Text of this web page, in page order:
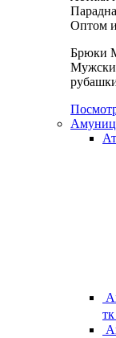
Оптом и
Брюки